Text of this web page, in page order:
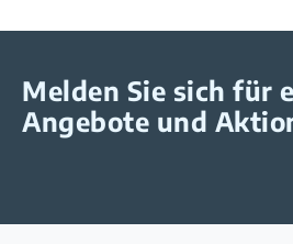
Melden Sie sich für
Angebote und